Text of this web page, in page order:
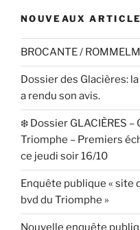
NOUVEAUX
BROCANTE /
Dossier des Glacières:
a rendu son avis.
❄️ Dossier GLACIÈRES –
Triomphe – Premiers
ce jeudi soir 16/10
Enquête publique « site
bvd du Triomphe »
Nouvelle enquête